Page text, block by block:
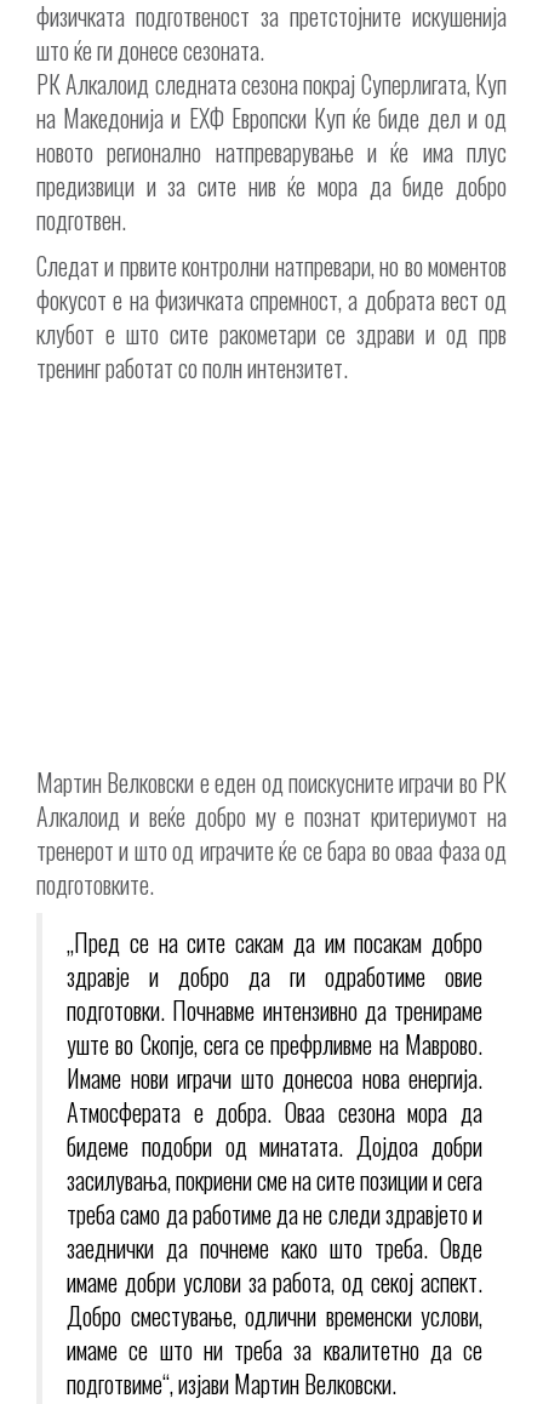
физичката подготвеност за претстојните искушенија
што ќе ги донесе сезоната.
РК Алкалоид следната сезона покрај Суперлигата, Куп
на Македонија и ЕХФ Европски Куп ќе биде дел и од
новото регионално натпреварување и ќе има плус
предизвици и за сите нив ќе мора да биде добро
подготвен.
Следат и првите контролни натпревари, но во моментов
фокусот е на физичката спремност, а добрата вест од
клубот е што сите ракометари се здрави и од прв
тренинг работат со полн интензитет.
Мартин Велковски е еден од поискусните играчи во РК
Алкалоид и веќе добро му е познат критериумот на
тренерот и што од играчите ќе се бара во оваа фаза од
подготовките.
„Пред се на сите сакам да им посакам добро
здравје и добро да ги одработиме овие
подготовки. Почнавме интензивно да тренираме
уште во Скопје, сега се префрливме на Маврово.
Имаме нови играчи што донесоа нова енергија.
Атмосферата е добра. Оваа сезона мора да
бидеме подобри од минатата. Дојдоа добри
засилувања, покриени сме на сите позиции и сега
треба само да работиме да не следи здравјето и
заеднички да почнеме како што треба. Овде
имаме добри услови за работа, од секој аспект.
Добро сместување, одлични временски услови,
имаме се што ни треба за квалитетно да се
подготвиме“, изјави Мартин Велковски.